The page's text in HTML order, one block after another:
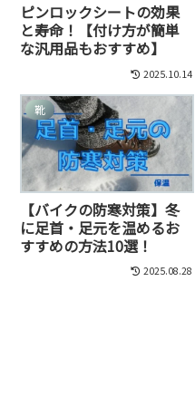
ピンロックシートの効果
と寿命！【付け方が簡単
な汎用品もおすすめ】
2025.10.14
靴
【バイクの防寒対策】冬
に足首・足元を温めるお
すすめの方法10選！
2025.08.28